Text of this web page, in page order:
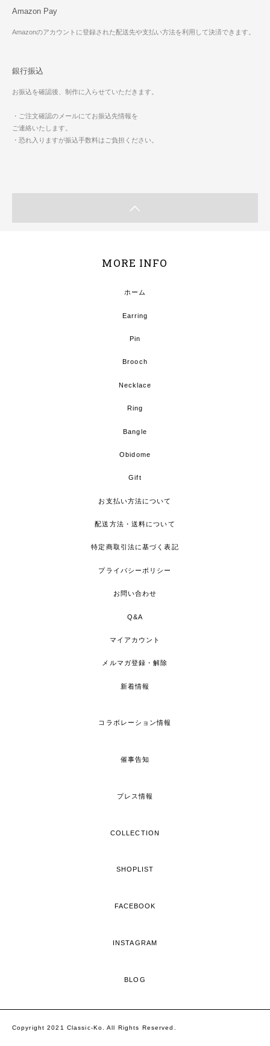
Amazon Pay
Amazonのアカウントに登録された配送先や支払い方法を利用して決済できます。
銀行振込
お振込を確認後、制作に入らせていただきます。
・ご注文確認のメールにてお振込先情報を
ご連絡いたします。
・恐れ入りますが振込手数料はご負担ください。
MORE INFO
ホーム
Earring
Pin
Brooch
Necklace
Ring
Bangle
Obidome
Gift
お支払い方法について
配送方法・送料について
特定商取引法に基づく表記
プライバシーポリシー
お問い合わせ
Q&A
マイアカウント
メルマガ登録・解除
新着情報
コラボレーション情報
催事告知
プレス情報
COLLECTION
SHOPLIST
FACEBOOK
INSTAGRAM
BLOG
Copyright 2021 Classic-Ko. All Rights Reserved.